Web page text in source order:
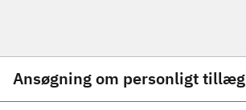
Ansøgning om personligt tillæg